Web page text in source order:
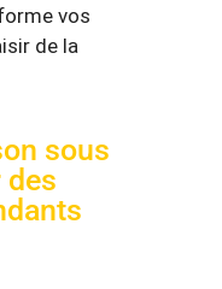
vos
de la
sous
des